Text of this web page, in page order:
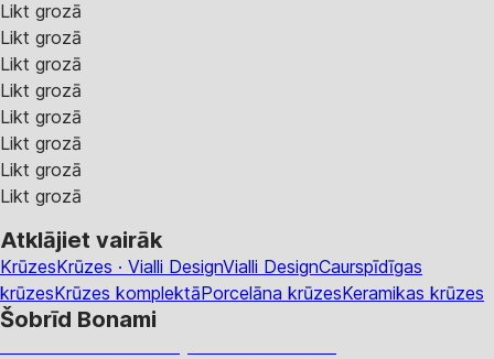
Likt grozā
Likt grozā
Likt grozā
Likt grozā
Likt grozā
Likt grozā
Likt grozā
Likt grozā
Atklājiet vairāk
KrūzesKrūzes · Vialli DesignVialli DesignCaurspīdīgas
krūzesKrūzes komplektāPorcelāna krūzesKeramikas krūzes
Šobrīd Bonami